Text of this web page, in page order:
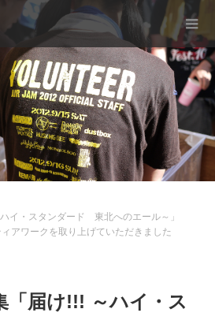
イ・スタンダード 東北へのエール～」
アワークを取り上げていただきました
「届け!!! ～ハイ・ス